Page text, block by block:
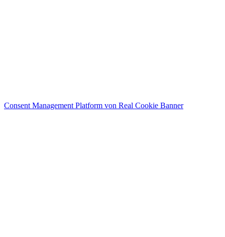
Consent Management Platform von Real Cookie Banner